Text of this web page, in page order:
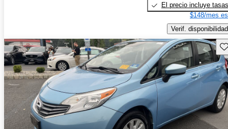
El precio incluye tasas
$148/mes
Verif. disponibilidad